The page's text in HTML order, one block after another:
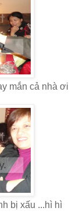
mắn cả nhà ơi
bị xấu ...hì hì